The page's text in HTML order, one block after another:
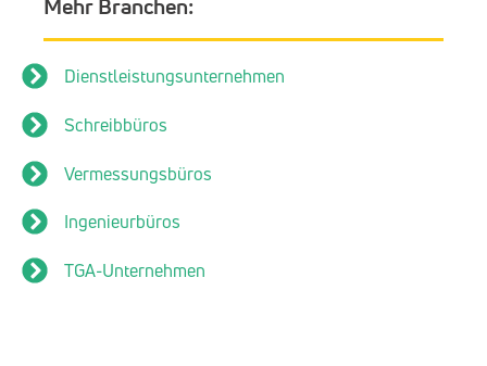
Mehr Branchen:
Dienstleistungsunternehmen
Schreibbüros
Vermessungsbüros
Ingenieurbüros
TGA-Unternehmen